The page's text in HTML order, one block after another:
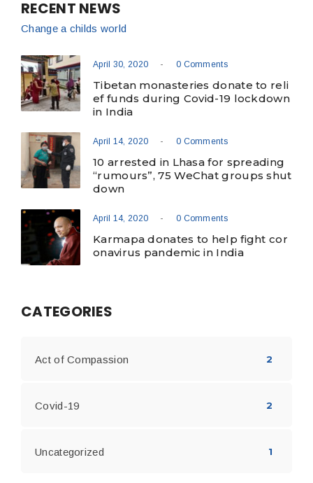
RECENT NEWS
Change a childs world
April 30, 2020 - 0 Comments
Tibetan monasteries donate to reli
ef funds during Covid-19 lockdown
in India
April 14, 2020 - 0 Comments
10 arrested in Lhasa for spreading
“rumours”, 75 WeChat groups shut
down
April 14, 2020 - 0 Comments
Karmapa donates to help fight cor
onavirus pandemic in India
CATEGORIES
Act of Compassion 2
Covid-19 2
Uncategorized 1